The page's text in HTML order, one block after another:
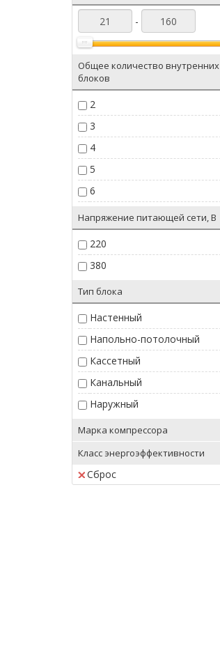
-
Общее количество внутренних
блоков
2
3
4
5
6
9
Напряжение питающей сети, В
220
380
Тип блока
Настенный
Напольно-потолочный
Кассетный
Канальный
Наружный
Марка компрессора
Класс энергоэффективности
Сброс